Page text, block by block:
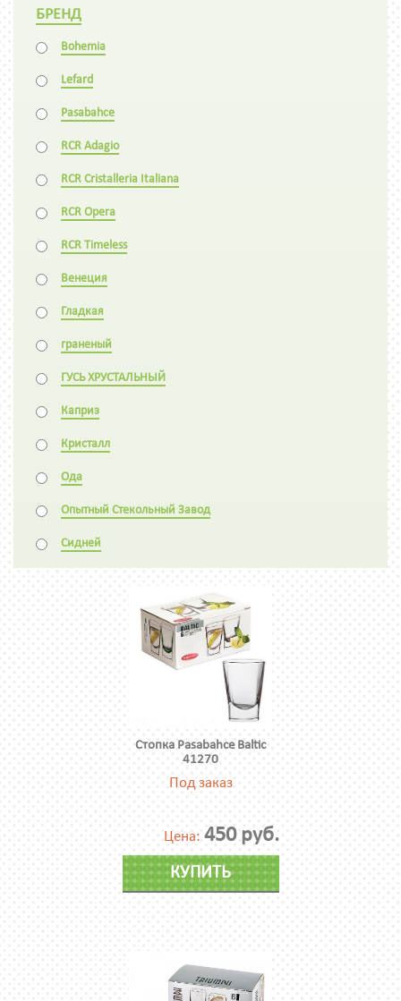
БРЕНД
Bohemia
Lefard
Pasabahce
RCR Adagio
RCR Cristalleria Italiana
RCR Opera
RCR Timeless
Венеция
Гладкая
граненый
ГУСЬ ХРУСТАЛЬНЫЙ
Каприз
Кристалл
Ода
Опытный Стекольный Завод
Сидней
Стопка Pasabahce Baltic
41270
Под заказ
Цена: 450 руб.
КУПИТЬ